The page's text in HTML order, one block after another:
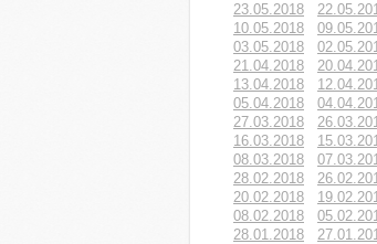
23.05.2018
10.05.2018
03.05.2018
21.04.2018
13.04.2018
05.04.2018
27.03.2018
16.03.2018
08.03.2018
28.02.2018
20.02.2018
08.02.2018
28.01.2018